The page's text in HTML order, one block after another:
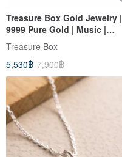
Treasure Box Gold Jewelry |
9999 Pure Gold | Music |
Musical Note | Treble Clef
Pendant/Necklace/Clavicle
Chain
Treasure Box
5,530฿ 7,900฿